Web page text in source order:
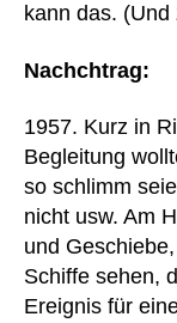
kann das.
Nachchtrag:
1957. Kurz in
Begleitung
so schlimm
nicht usw. Am
und
Schiffe sehen,
Ereignis für